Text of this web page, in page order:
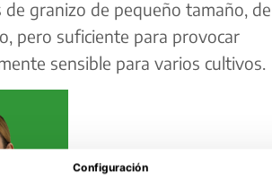
granizo de pequeño tamaño, de
pero suficiente para provocar
sensible para varios cultivos.
Configuración